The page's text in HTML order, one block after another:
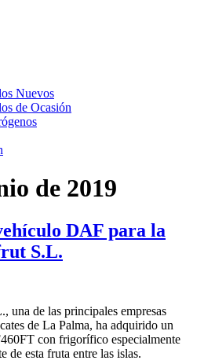
Nuevos
de Ocasión
de 2019
DAF para la
S.L.
una de las principales empresas
de La Palma, ha adquirido un
con frigorífico especialmente
de esta fruta entre las islas.